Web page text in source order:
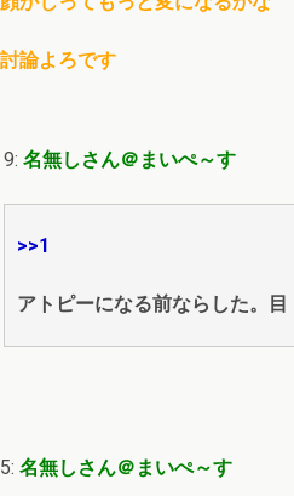
討論よろです
9: 名無しさん＠まいぺ～す
>>1
アトピーになる前ならした。目
5: 名無しさん＠まいぺ～す